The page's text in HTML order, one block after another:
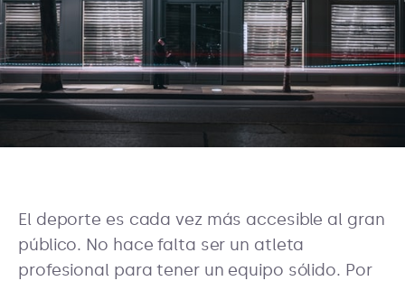
El deporte es cada vez más accesible al gran
público. No hace falta ser un atleta
profesional para tener un equipo sólido. Por